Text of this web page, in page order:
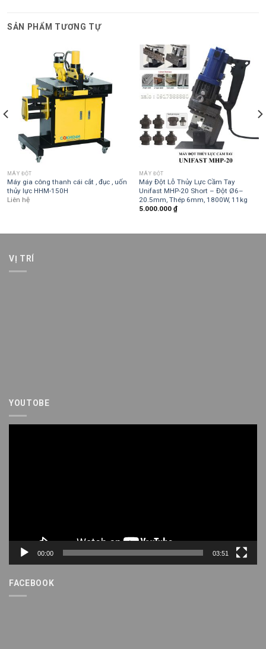
SẢN PHẨM TƯƠNG TỰ
MÁY ĐỘT
Máy gia công thanh cái cắt , đục , uốn
thủy lực HHM-150H
Liên hệ
MÁY ĐỘT
Máy Đột Lỗ Thủy Lực Cầm Tay
Unifast MHP-20 Short – Đột Ø6–
20.5mm, Thép 6mm, 1800W, 11kg
5.000.000 ₫
VỊ TRÍ
YOUTOBE
00:00 03:51
FACEBOOK